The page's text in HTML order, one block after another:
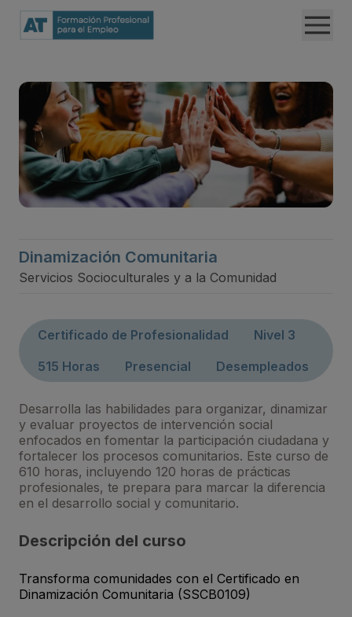
Dinamización Comunitaria
Servicios Socioculturales y a la Comunidad
Certificado de Profesionalidad
Nivel 3
515 Horas
Presencial Desempleados
Desarrolla las habilidades para organizar, dinamizar
y evaluar proyectos de intervención social
enfocados en fomentar la participación ciudadana y
fortalecer los procesos comunitarios. Este curso de
610 horas, incluyendo 120 horas de prácticas
profesionales, te prepara para marcar la diferencia
en el desarrollo social y comunitario.
Descripción del curso
Transforma comunidades con el Certificado en
Dinamización Comunitaria (SSCB0109)